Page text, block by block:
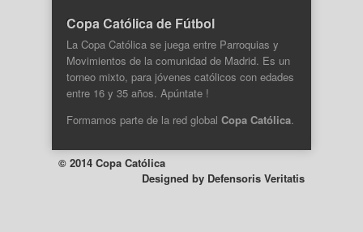
Copa Católica de Fútbol
La Copa Católica se juega entre Parroquias y
Movimientos de la comunidad de Madrid. Es un
torneo mixto, para jóvenes católicos con edades
entre 16 y 35 años. Apúntate !
Formamos parte de la red global Copa Católica.
© 2014 Copa Católica
Designed by Defensoris Veritatis